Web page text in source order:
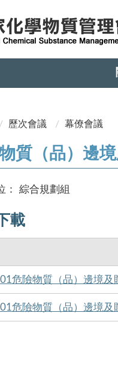
歷次會議 幕僚會議
質（品）邊
： 綜合規劃組
載
危險物質（品）邊境
危險物質（品）邊境